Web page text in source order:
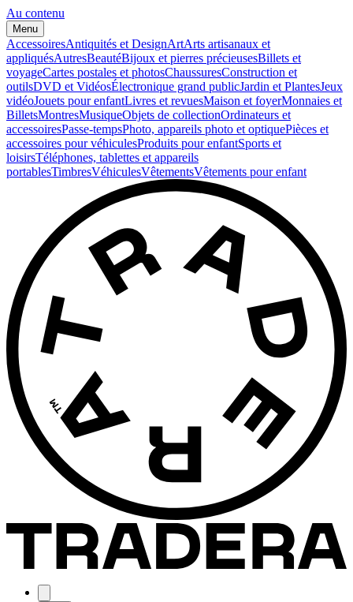
Au contenu
Menu
AccessoiresAntiquités et DesignArtArts artisanaux et
appliquésAutresBeautéBijoux et pierres précieusesBillets et
voyageCartes postales et photosChaussuresConstruction et
outilsDVD et VidéosÉlectronique grand publicJardin et PlantesJeux
vidéoJouets pour enfantLivres et revuesMaison et foyerMonnaies et
BilletsMontresMusiqueObjets de collectionOrdinateurs et
accessoiresPasse-tempsPhoto, appareils photo et optiquePièces et
accessoires pour véhiculesProduits pour enfantSports et
loisirsTéléphones, tablettes et appareils
portablesTimbresVéhiculesVêtementsVêtements pour enfant